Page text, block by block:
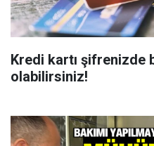
Kredi kartı şifrenizde
olabilirsiniz!